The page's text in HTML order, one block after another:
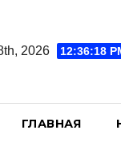
2026 12:36:19
ГЛАВНАЯ